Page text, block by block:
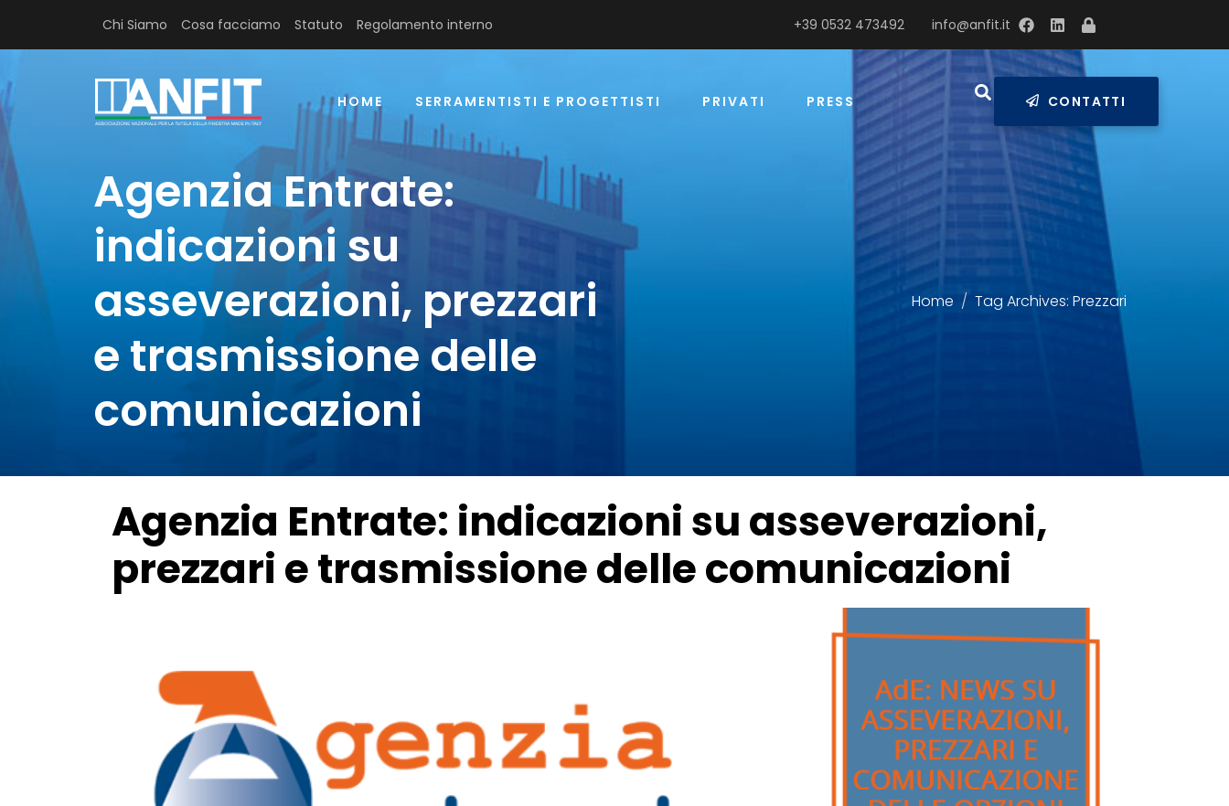
Chi Siamo Cosa facciamo Statuto Regolamento interno info@anfit.it
+39 0532 473492
HOME SERRAMENTISTI E PROGETTISTI PRIVATI PRESS CONTATTI
Agenzia Entrate:
indicazioni su
asseverazioni, prezzari
e trasmissione delle
comunicazioni
Home Tag Archives: Prezzari
Agenzia Entrate: indicazioni su asseverazioni,
prezzari e trasmissione delle comunicazioni